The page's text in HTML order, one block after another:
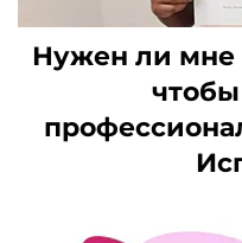
Нужен ли мне